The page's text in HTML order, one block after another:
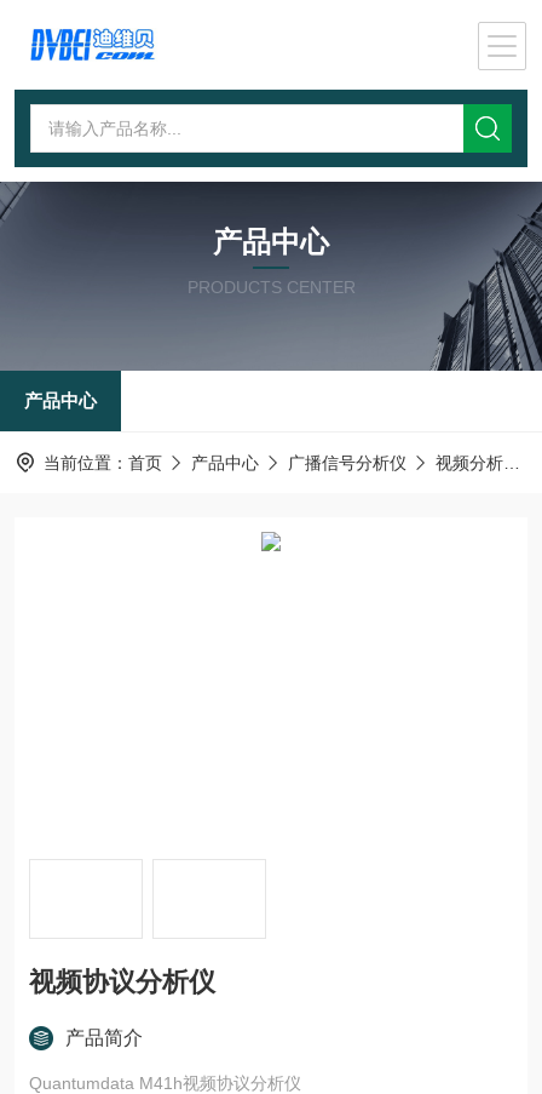
产品中心
PRODUCTS CENTER
产品中心
当前位置： 首页 产品中心 广播信号分析仪 视频分析仪
视频协议分析仪
产品简介
Quantumdata M41h视频协议分析仪